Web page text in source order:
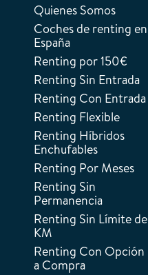
Quienes Somos
Coches de renting en
España
Renting por 150€
Renting Sin Entrada
Renting Con Entrada
Renting Flexible
Renting Híbridos
Enchufables
Renting Por Meses
Renting Sin
Permanencia
Renting Sin Límite de
KM
Renting Con Opción
a Compra